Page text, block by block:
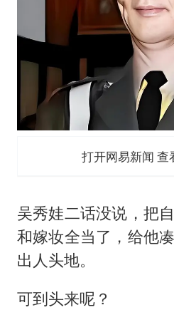
打开网易新闻 查
吴秀娃二话没说，把
和嫁妆全当了，给他
出人头地。
可到头来呢？